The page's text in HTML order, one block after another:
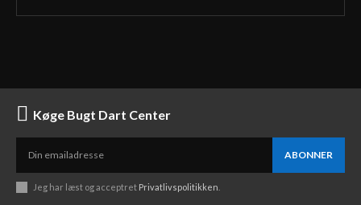
Køge Bugt Dart Center
ABONNER
Jeg har læst og acceptret Privatlivspolitikken